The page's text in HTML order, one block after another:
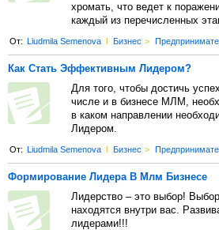
хромать, что ведет к
каждый из перечисленных
От: Liudmila Semenova l Бизнес >
Как Стать Эффективным Лидером?
Для того, чтобы достичь
числе и в бизнесе МЛМ,
в каком направлении
Лидером.
От: Liudmila Semenova l Бизнес >
Формирование Лидера В Млм Бизнесе
Лидерство – это выбор!
находятся внутри вас.
лидерами!!!